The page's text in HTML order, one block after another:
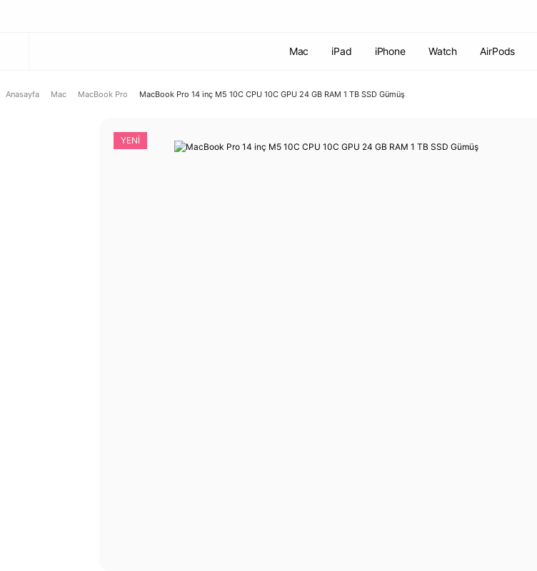
Mac iPad iPhone Watch AirPods
Anasayfa Mac MacBook Pro MacBook Pro 14 inç M5 10C CPU 10C GPU 24 GB RAM 1 TB SSD Gümüş
YENİ